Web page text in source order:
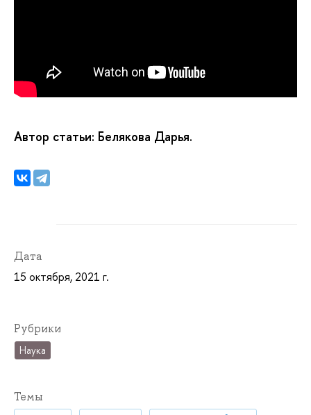
Автор статьи: Белякова Дарья.
Дата
15 октября, 2021 г.
Рубрики
Наука
Темы